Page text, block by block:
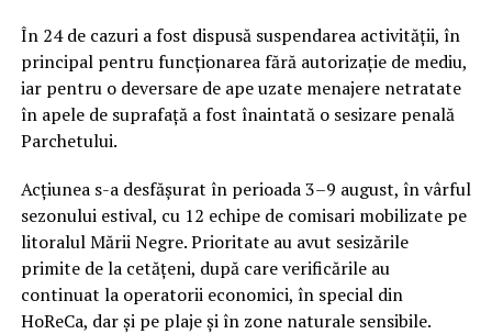
În 24 de cazuri a fost dispusă suspendarea activității, în
principal pentru funcționarea fără autorizație de mediu,
iar pentru o deversare de ape uzate menajere netratate
în apele de suprafață a fost înaintată o sesizare penală
Parchetului.
Acțiunea s-a desfășurat în perioada 3–9 august, în vârful
sezonului estival, cu 12 echipe de comisari mobilizate pe
litoralul Mării Negre. Prioritate au avut sesizările
primite de la cetățeni, după care verificările au
continuat la operatorii economici, în special din
HoReCa, dar și pe plaje și în zone naturale sensibile.